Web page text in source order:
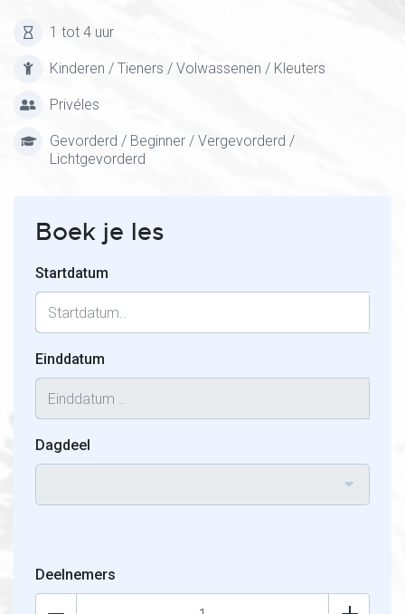
1 tot 4 uur
Kinderen / Tieners / Volwassenen / Kleuters
Privéles
Gevorderd / Beginner / Vergevorderd /
Lichtgevorderd
Boek je les
Startdatum
Einddatum
Dagdeel
Deelnemers